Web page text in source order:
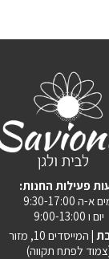
פעילות החנות
א-ה 9:30-17:00
יום ו 9:00-13:00
| המייסדים 10, מזור